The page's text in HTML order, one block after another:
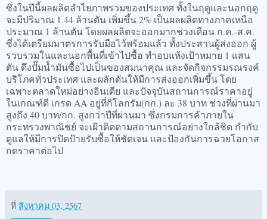
ซึ่งในปีนี้ผลผลิตลำไยภาพรวมของประเทศ ทั้งในฤดูและนอกฤดู
จะมีปริมาณ 1.44 ล้านตัน เพิ่มขึ้น 2% เป็นผลผลิตทางภาคเหนือ
ประมาณ 1 ล้านตัน โดยผลผลิตจะออกมากช่วงเดือน ก.ค.-ส.ค.
ซึ่งได้เตรียมมาตรการรับมือไว้พร้อมแล้ว ทั้งประสานผู้ส่งออก ผู้
รวบรวมในและนอกพื้นที่เข้าไปซื้อ ทำอบแห้งเป้าหมาย 1 แสน
ตัน ดึงปั๊มน้ำมันซื้อไปเป็นของสมนาคุณ และจัดกิจกรรมรณรงค์
บริโภคทั่วประเทศ และผลักดันให้มีการส่งออกเพิ่มขึ้น โดย
เฉพาะตลาดใหม่อย่างอินเดีย และปัจจุบันสถานการณ์ราคาอยู่
ในเกณฑ์ดี เกรด AA อยู่ที่กิโลกรัม(กก.) ละ 38 บาท ช่วงที่ผ่านมา
สูงถึง 40 บาท/กก. สูงกว่าปีที่ผ่านมา ซึ่งกรมการค้าภายใน
กระทรวงพาณิชย์ จะเฝ้าติดตามสถานการณ์อย่างใกล้ชิด กำกับ
ดูแลให้มีการปิดป้ายรับซื้อให้ชัดเจน และป้องกันการฉวยโอกาส
กดราคาต่อไป
ที่ สิงหาคม 03, 2567